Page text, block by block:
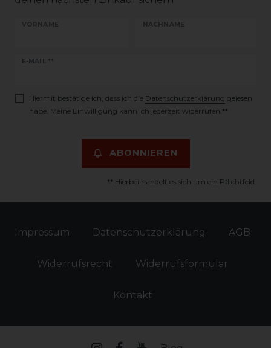
VORNAME NACHNAME
E-MAIL **
Newsletter
Hiermit bestätige ich, dass ich die Daten­schutz­erklärung gelesen
habe. Meine Einwilligung kann ich jederzeit widerrufen.**
ABONNIEREN
** Hierbei handelt es sich um ein Pflichtfeld.
Impressum Daten­schutz­erklärung AGB
Widerrufs­recht Widerrufs­formular
Kontakt